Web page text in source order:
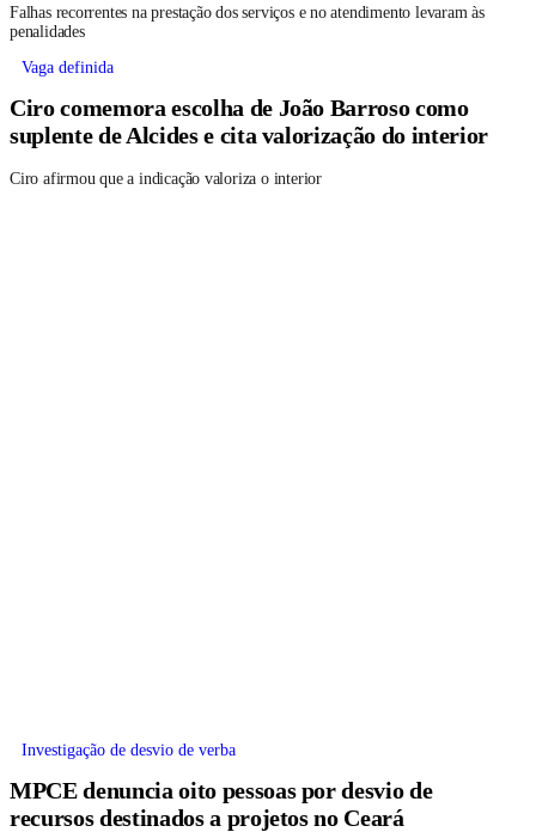
Falhas recorrentes na prestação dos serviços e no atendimento levaram às
penalidades
Vaga definida
Ciro comemora escolha de João Barroso como
suplente de Alcides e cita valorização do interior
Ciro afirmou que a indicação valoriza o interior
Investigação de desvio de verba
MPCE denuncia oito pessoas por desvio de
recursos destinados a projetos no Ceará